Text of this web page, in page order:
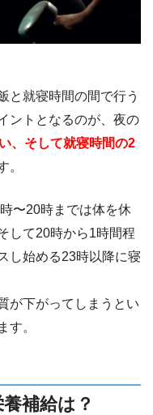
と就寝時間の間で行う
ントとなるのが、夜の
、そして就寝時間の2
。
〜20時までは体を休
して20時から1時間程
し始める23時以降に寝
が下がってしまうとい
す。
補給は？